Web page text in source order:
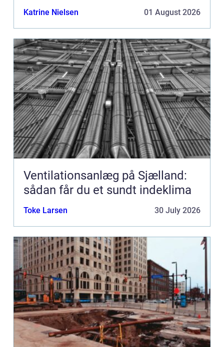
Katrine Nielsen 01 August 2026
Ventilationsanlæg på Sjælland:
sådan får du et sundt indeklima
Toke Larsen 30 July 2026